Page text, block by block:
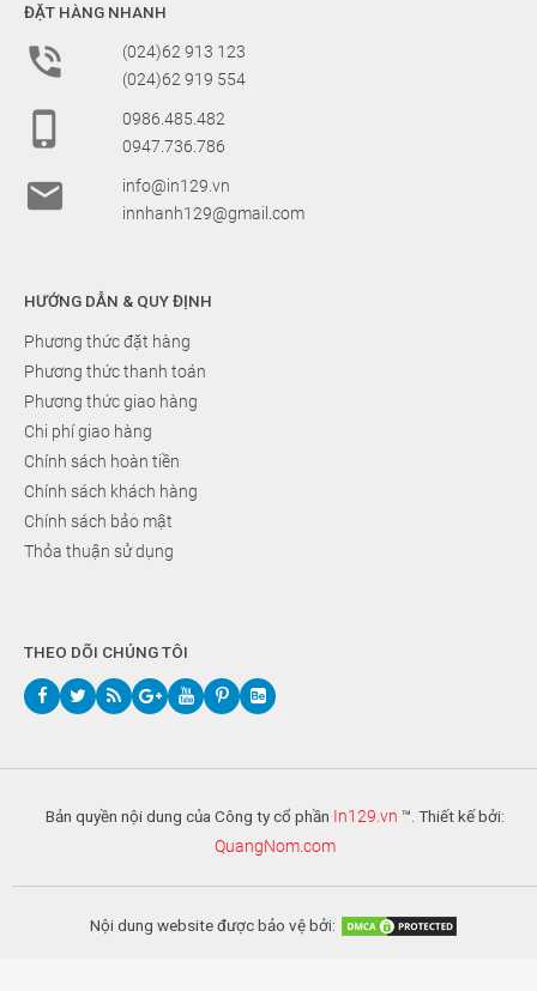
ĐẶT HÀNG NHANH

(024)62 913 123
(024)62 919 554

0986.485.482
0947.736.786

info@in129.vn
innhanh129@gmail.com
HƯỚNG DẪN & QUY ĐỊNH
Phương thức đặt hàng
Phương thức thanh toán
Phương thức giao hàng
Chi phí giao hàng
Chính sách hoàn tiền
Chính sách khách hàng
Chính sách bảo mật
Thỏa thuận sử dụng
THEO DÕI CHÚNG TÔI
Bản quyền nội dung của Công ty cổ phần In129.vn ™. Thiết kế bởi:
QuangNom.com
Nội dung website được bảo vệ bởi: